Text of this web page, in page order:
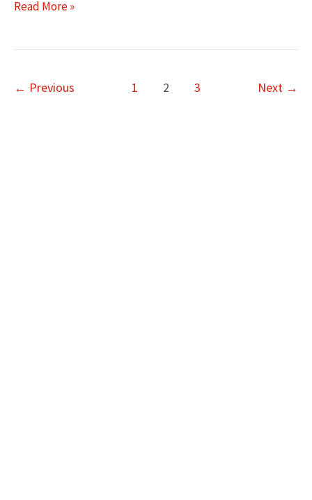
Read More »
← Previous 1 2 3 Next →